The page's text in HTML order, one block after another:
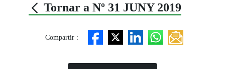
Tornar a Nº 31 JUNY 2019
Compartir :